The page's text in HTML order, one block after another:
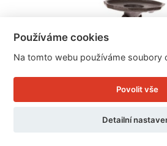
Používáme cookies
Na tomto webu používáme soubory
Povolit vše
Detailní